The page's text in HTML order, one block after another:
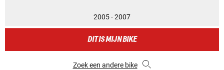
2005 - 2007
DIT IS MIJN BIKE
Zoek een andere bike